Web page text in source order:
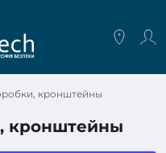
кронштейны
кронштейны